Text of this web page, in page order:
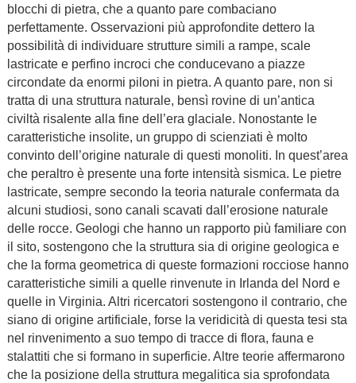
blocchi di pietra, che a quanto pare combaciano
perfettamente. Osservazioni più approfondite dettero la
possibilità di individuare strutture simili a rampe, scale
lastricate e perfino incroci che conducevano a piazze
circondate da enormi piloni in pietra. A quanto pare, non si
tratta di una struttura naturale, bensì rovine di un’antica
civiltà risalente alla fine dell’era glaciale. Nonostante le
caratteristiche insolite, un gruppo di scienziati è molto
convinto dell’origine naturale di questi monoliti. In quest’area
che peraltro è presente una forte intensità sismica. Le pietre
lastricate, sempre secondo la teoria naturale confermata da
alcuni studiosi, sono canali scavati dall’erosione naturale
delle rocce. Geologi che hanno un rapporto più familiare con
il sito, sostengono che la struttura sia di origine geologica e
che la forma geometrica di queste formazioni rocciose hanno
caratteristiche simili a quelle rinvenute in Irlanda del Nord e
quelle in Virginia. Altri ricercatori sostengono il contrario, che
siano di origine artificiale, forse la veridicità di questa tesi sta
nel rinvenimento a suo tempo di tracce di flora, fauna e
stalattiti che si formano in superficie. Altre teorie affermarono
che la posizione della struttura megalitica sia sprofondata